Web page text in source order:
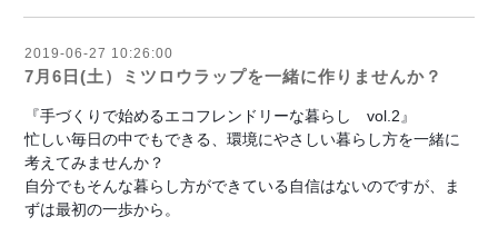
2019-06-27 10:26:00
7月6日(土）ミツロウラップを一緒に作りませんか？
『手づくりで始めるエコフレンドリーな暮らし　vol.2』
忙しい毎日の中でもできる、環境にやさしい暮らし方を一緒に
考えてみませんか？
自分でもそんな暮らし方ができている自信はないのですが、ま
ずは最初の一歩から。